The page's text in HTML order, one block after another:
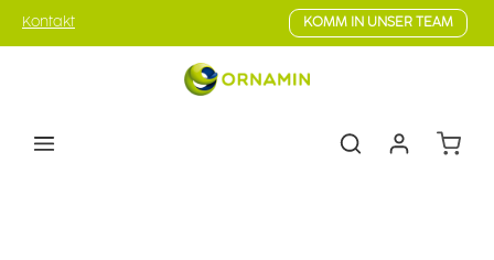
Zum Hauptinhalt springen
Kontakt KOMM IN UNSER TEAM